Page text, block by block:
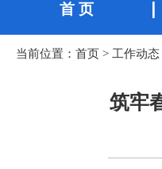
首 页
当前位置： 首页 > 工作动态
筑牢